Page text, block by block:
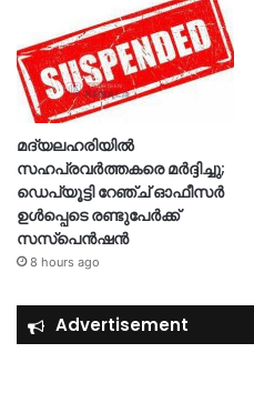
മദ്യലഹരിയിൽ
സഹപ്രവർത്തകരെ മർദ്ദിച്ചു;
ഡെപ്യൂട്ടി റേഞ്ച് ഓഫീസർ
ഉൾപ്പെടെ രണ്ടുപേർക്ക്
സസ്‌പെൻഷൻ
8 hours ago
Advertisement